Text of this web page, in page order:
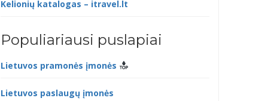
Kelionių katalogas – itravel.lt
Populiariausi puslapiai
Lietuvos pramonės įmonės
Lietuvos paslaugų įmonės